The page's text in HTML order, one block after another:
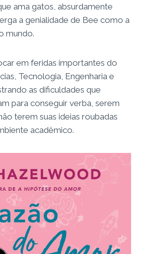
ama gatos, absurdamente
a genialidade de Bee como a
mundo.
em feridas importantes do
Tecnologia, Engenharia e
as dificuldades que
para conseguir verba, serem
terem suas ideias roubadas
acadêmico.